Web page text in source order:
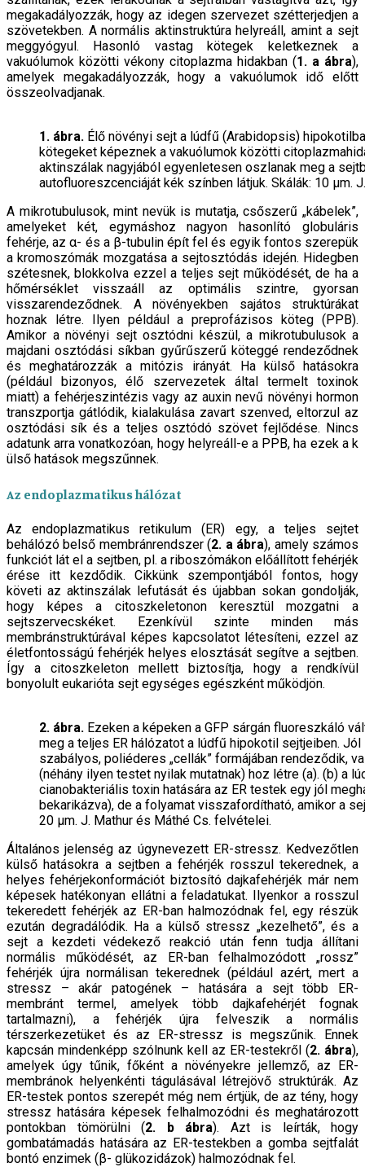
megakadályozzák, hogy az idegen szervezet szétterjedjen a
szövetekben. A normális aktinstruktúra helyreáll, amint a sejt
meggyógyul. Hasonló vastag kötegek keletkeznek a
vakuólumok közötti vékony citoplazma hidakban (1. a ábra),
amelyek megakadályozzák, hogy a vakuólumok idő előtt
összeolvadjanak.
1. ábra. Élő növényi sejt a lúdfű (Arabidopsis)
kötegeket képeznek a vakuólumok közötti
aktinszálak nagyjából egyenletesen oszlanak meg a
autofluoreszcenciáját kék színben látjuk. Skálák: 10 μm.
A mikrotubulusok, mint nevük is mutatja, csőszerű „kábelek”,
amelyeket két, egymáshoz nagyon hasonlító globuláris
fehérje, az α- és a β-tubulin épít fel és egyik fontos szerepük
a kromoszómák mozgatása a sejtosztódás idején. Hidegben
szétesnek, blokkolva ezzel a teljes sejt működését, de ha a
hőmérséklet visszaáll az optimális szintre, gyorsan
visszarendeződnek. A növényekben sajátos struktúrákat
hoznak létre. Ilyen például a preprofázisos köteg (PPB).
Amikor a növényi sejt osztódni készül, a mikrotubulusok a
majdani osztódási síkban gyűrűszerű köteggé rendeződnek
és meghatározzák a mitózis irányát. Ha külső hatásokra
(például bizonyos, élő szervezetek által termelt toxinok
miatt) a fehérjeszintézis vagy az auxin nevű növényi hormon
transzportja gátlódik, kialakulása zavart szenved, eltorzul az
osztódási sík és a teljes osztódó szövet fejlődése. Nincs
adatunk arra vonatkozóan, hogy helyreáll-e a PPB, ha ezek a k
ülső hatások megszűnnek.
Az endoplazmatikus hálózat
Az endoplazmatikus retikulum (ER) egy, a teljes sejtet
behálózó belső membránrendszer (2. a ábra), amely számos
funkciót lát el a sejtben, pl. a riboszómákon előállított fehérjék
érése itt kezdődik. Cikkünk szempontjából fontos, hogy
követi az aktinszálak lefutását és újabban sokan gondolják,
hogy képes a citoszkeletonon keresztül mozgatni a
sejtszervecskéket. Ezenkívül szinte minden más
membránstruktúrával képes kapcsolatot létesíteni, ezzel az
életfontosságú fehérjék helyes elosztását segítve a sejtben.
Így a citoszkeleton mellett biztosítja, hogy a rendkívül
bonyolult eukarióta sejt egységes egészként működjön.
2. ábra. Ezeken a képeken a GFP sárgán fluoreszkáló
meg a teljes ER hálózatot a lúdfű hipokotil sejtjeiben. Jól
szabályos, poliéderes „cellák” formájában rendeződik,
(néhány ilyen testet nyilak mutatnak) hoz létre (a). (b) a
cianobakteriális toxin hatására az ER testek egy jól
bekarikázva), de a folyamat visszafordítható, amikor a
20 μm. J. Mathur és Máthé Cs. felvételei.
Általános jelenség az úgynevezett ER-stressz. Kedvezőtlen
külső hatásokra a sejtben a fehérjék rosszul tekerednek, a
helyes fehérjekonformációt biztosító dajkafehérjék már nem
képesek hatékonyan ellátni a feladatukat. Ilyenkor a rosszul
tekeredett fehérjék az ER-ban halmozódnak fel, egy részük
ezután degradálódik. Ha a külső stressz „kezelhető”, és a
sejt a kezdeti védekező reakció után fenn tudja állítani
normális működését, az ER-ban felhalmozódott „rossz”
fehérjék újra normálisan tekerednek (például azért, mert a
stressz – akár patogének – hatására a sejt több ER-
membránt termel, amelyek több dajkafehérjét fognak
tartalmazni), a fehérjék újra felveszik a normális
térszerkezetüket és az ER-stressz is megszűnik. Ennek
kapcsán mindenképp szólnunk kell az ER-testekről (2. ábra),
amelyek úgy tűnik, főként a növényekre jellemző, az ER-
membránok helyenkénti tágulásával létrejövő struktúrák. Az
ER-testek pontos szerepét még nem értjük, de az tény, hogy
stressz hatására képesek felhalmozódni és meghatározott
pontokban tömörülni (2. b ábra). Azt is leírták, hogy
gombatámadás hatására az ER-testekben a gomba sejtfalát
bontó enzimek (β- glükozidázok) halmozódnak fel.